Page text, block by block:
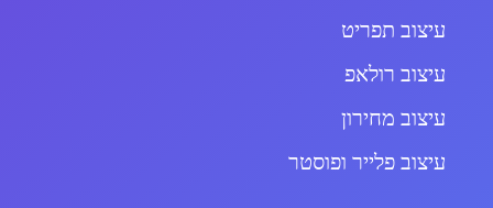
עיצוב תפריט
עיצוב רולאפ
עיצוב מחירון
עיצוב פלייר ופוסטר